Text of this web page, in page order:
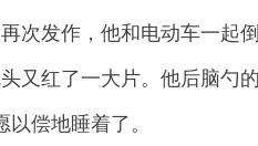
发作，他和电动车一起倒
红了一大片。他后脑勺的
偿地睡着了。